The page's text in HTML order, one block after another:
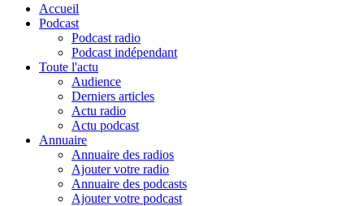
Accueil
Podcast
Podcast radio
Podcast indépendant
Toute l'actu
Audience
Derniers articles
Actu radio
Actu podcast
Annuaire
Annuaire des radios
Ajouter votre radio
Annuaire des podcasts
Ajouter votre podcast